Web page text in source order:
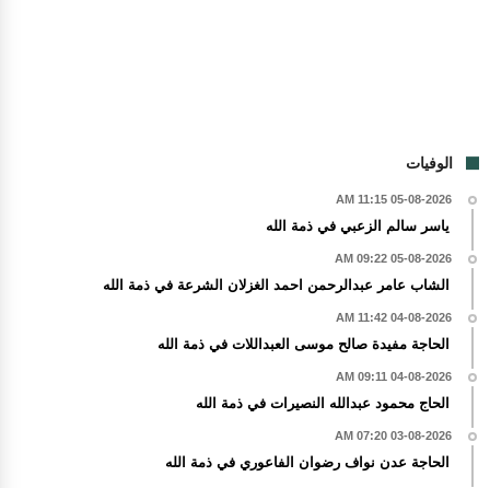
الوفيات
05-08-2026 11:15 AM
ياسر سالم الزعبي في ذمة الله
05-08-2026 09:22 AM
الشاب عامر عبدالرحمن احمد الغزلان الشرعة في ذمة الله
04-08-2026 11:42 AM
الحاجة مفيدة صالح موسى العبداللات في ذمة الله
04-08-2026 09:11 AM
الحاج محمود عبدالله النصيرات في ذمة الله
03-08-2026 07:20 AM
الحاجة عدن نواف رضوان الفاعوري في ذمة الله